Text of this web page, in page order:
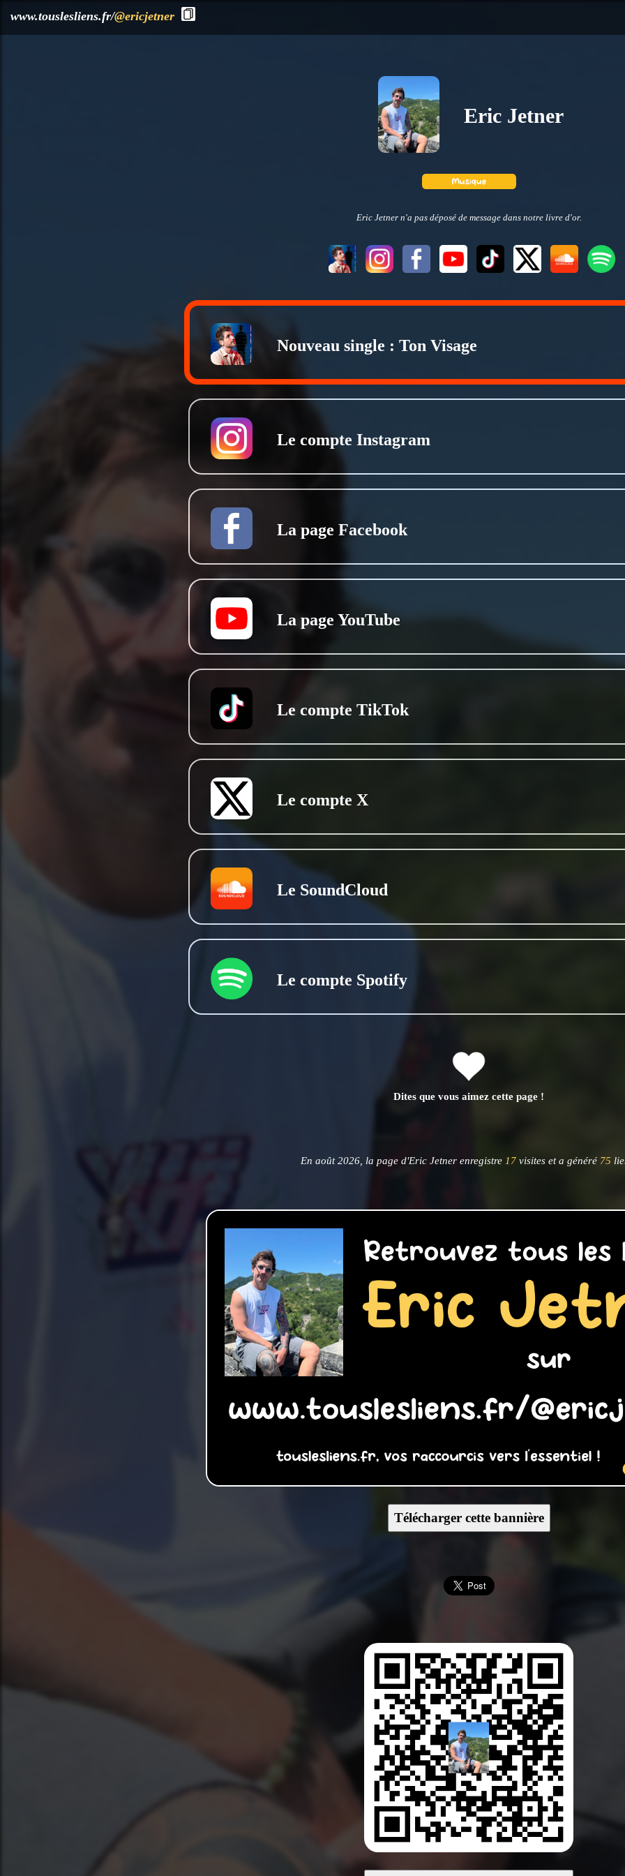
www.touslesliens.fr/@ericjetner
Eric Jetner
Eric Jetner n'a pas déposé de message dans notre livre d'or.
Nouveau single : Ton Visage
Le compte Instagram
La page Facebook
La page YouTube
Le compte TikTok
Le compte X
Le SoundCloud
Le compte Spotify
Dites que vous aimez cette page !
En août 2026, la page d'Eric Jetner enregistre 17 visites et a généré 75
Télécharger cette bannière